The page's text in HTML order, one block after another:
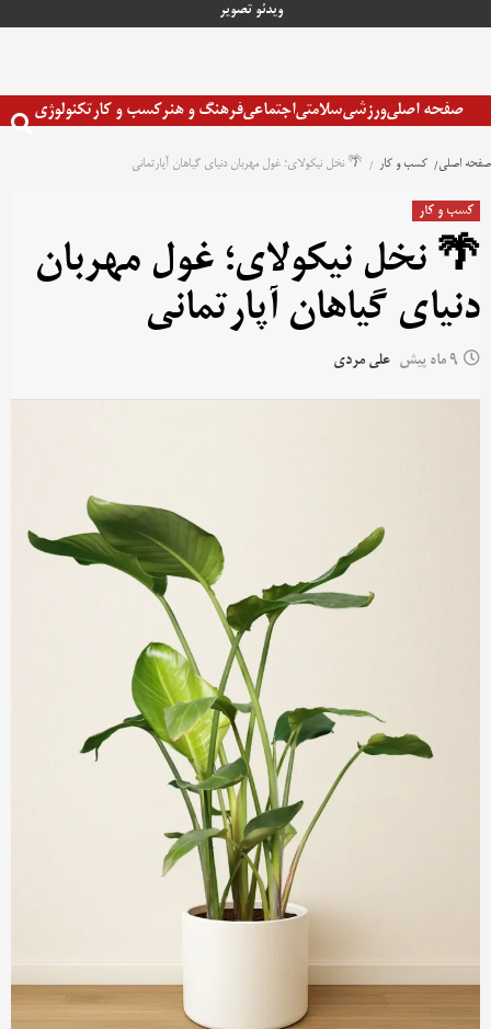
ویدئو تصویر
صفحه اصلیورزشیسلامتیاجتماعیفرهنگ و هنرکسب و کارتکنولوژی
صفحه اصلی کسب و کار 🌴 نخل نیکولای؛ غول مهربان دنیای گیاهان آپارتمانی
کسب و کار
🌴 نخل نیکولای؛ غول مهربان
دنیای گیاهان آپارتمانی
9 ماه پیش علی مردی